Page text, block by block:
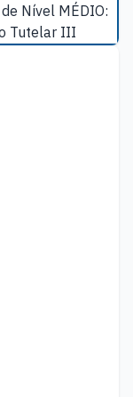
Nível MÉDIO:
Tutelar III